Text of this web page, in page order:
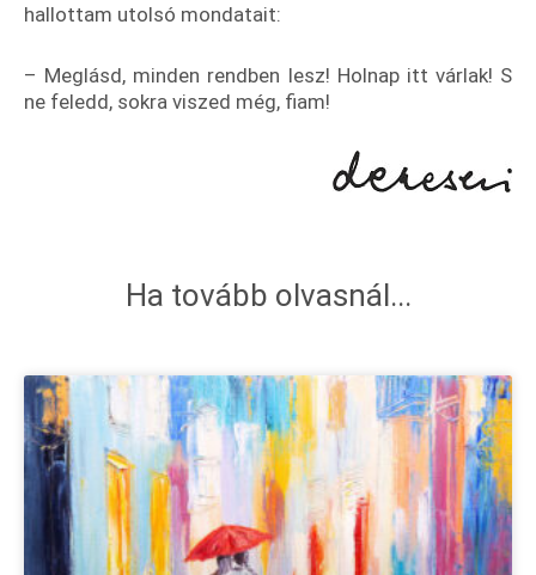
hallottam utolsó mondatait:
– Meglásd, minden rendben lesz! Holnap itt várlak! S
ne feledd, sokra viszed még, fiam!
Ha tovább olvasnál...